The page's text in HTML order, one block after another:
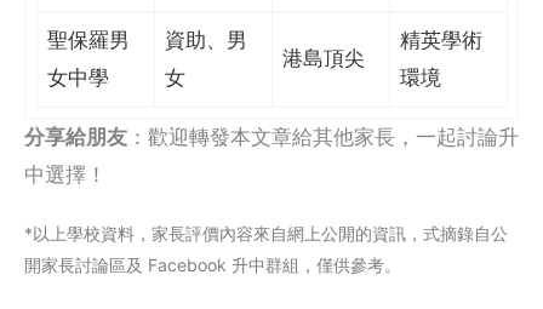
聖保羅男
女中學
資助、男
女
港島頂尖
精英學術
環境
分享給朋友 ：歡迎轉發本文章給其他家長，一起討論升
中選擇！
*以上學校資料，家長評價內容來自網上公閞的資訊，式摘錄自公
開家長討論區及 Facebook 升中群組，僅供參考。